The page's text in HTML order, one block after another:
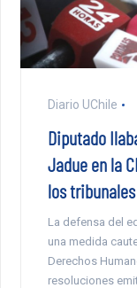
Diario UChile
Diputado
Jadue en la
los
La defensa del
una medida
Derechos
resoluciones